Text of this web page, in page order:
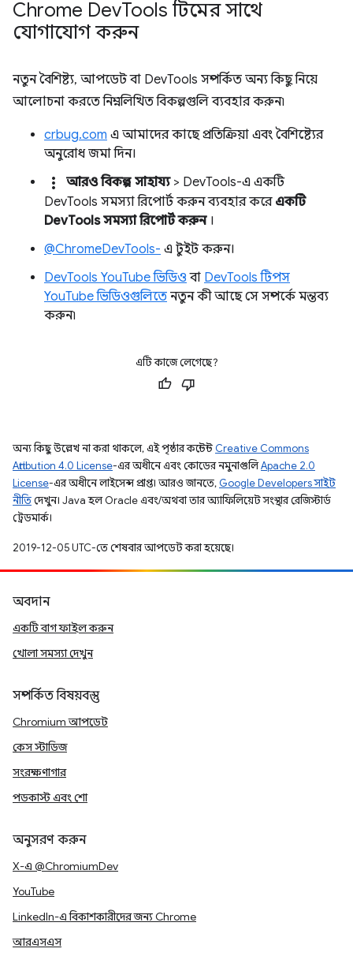
Chrome DevTools টিমের সাথে
যোগাযোগ করুন
নতুন বৈশিষ্ট্য, আপডেট বা DevTools সম্পর্কিত অন্য কিছু নিয়ে
আলোচনা করতে নিম্নলিখিত বিকল্পগুলি ব্যবহার করুন৷
crbug.com এ আমাদের কাছে প্রতিক্রিয়া এবং বৈশিষ্ট্যের
অনুরোধ জমা দিন।
more_vert আরও বিকল্প> সাহায্য> DevTools-এ একটি
DevTools সমস্যা রিপোর্ট করুন ব্যবহার করে একটি
DevTools সমস্যা রিপোর্ট করুন।
@ChromeDevTools- এ টুইট করুন।
DevTools YouTube ভিডিও বা DevTools টিপস
YouTube ভিডিওগুলিতে নতুন কী আছে সে সম্পর্কে মন্তব্য
করুন৷
এটি কাজে লেগেছে?
অন্য কিছু উল্লেখ না করা থাকলে, এই পৃষ্ঠার কন্টেন্ট Creative Commons
Attribution 4.0 License-এর অধীনে এবং কোডের নমুনাগুলিApache 2.0
License-এর অধীনে লাইসেন্স প্রাপ্ত। আরও জানতে, Google Developers সাইট
নীতিদেখুন। Java হল Oracle এবং/অথবা তার অ্যাফিলিয়েট সংস্থার রেজিস্টার্ড
ট্রেডমার্ক।
2019-12-05 UTC-তে শেষবার আপডেট করা হয়েছে।
অবদান
একটি বাগ ফাইল করুন
খোলা সমস্যা দেখুন
সম্পর্কিত বিষয়বস্তু
Chromium আপডেট
কেস স্টাডিজ
সংরক্ষণাগার
পডকাস্ট এবং শো
অনুসরণ করুন
X-এ @ChromiumDev
YouTube
LinkedIn-এ বিকাশকারীদের জন্য Chrome
আরএসএস